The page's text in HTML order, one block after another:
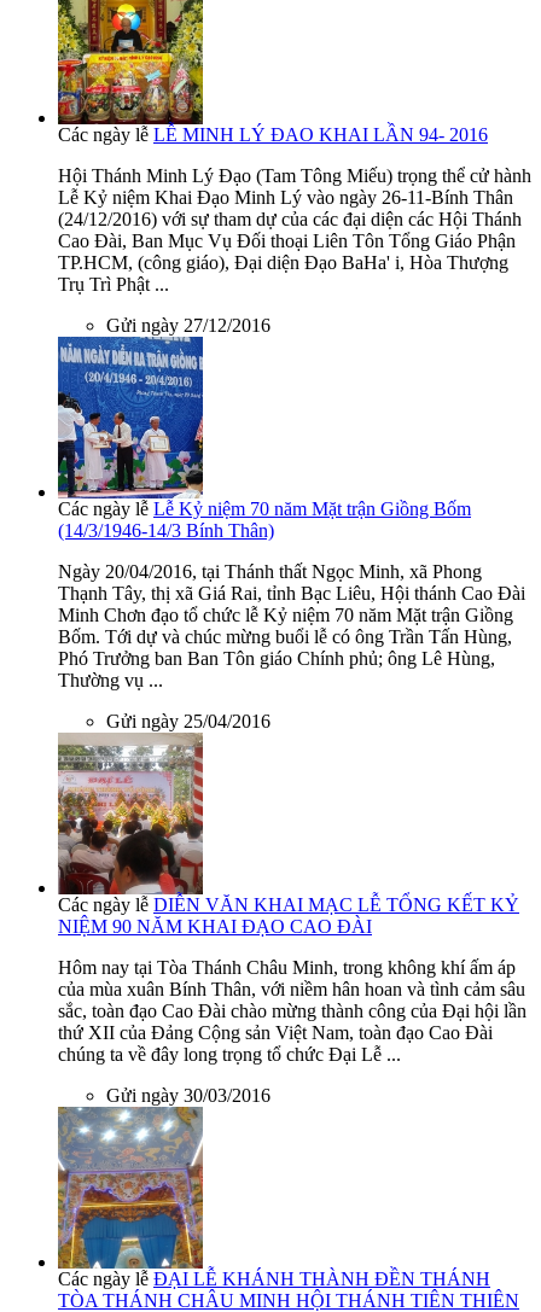
Các ngày lễ LỄ MINH LÝ ĐAO KHAI LẦN 94- 2016
Hội Thánh Minh Lý Đạo (Tam Tông Miếu) trọng thể cử hành
Lễ Kỷ niệm Khai Đạo Minh Lý vào ngày 26-11-Bính Thân
(24/12/2016) với sự tham dự của các đại diện các Hội Thánh
Cao Đài, Ban Mục Vụ Đối thoại Liên Tôn Tổng Giáo Phận
TP.HCM, (công giáo), Đại diện Đạo BaHa' i, Hòa Thượng
Trụ Trì Phật ...
Gửi ngày 27/12/2016
Các ngày lễ Lễ Kỷ niệm 70 năm Mặt trận Giồng Bốm
(14/3/1946-14/3 Bính Thân)
Ngày 20/04/2016, tại Thánh thất Ngọc Minh, xã Phong
Thạnh Tây, thị xã Giá Rai, tỉnh Bạc Liêu, Hội thánh Cao Đài
Minh Chơn đạo tổ chức lễ Kỷ niệm 70 năm Mặt trận Giồng
Bốm. Tới dự và chúc mừng buổi lễ có ông Trần Tấn Hùng,
Phó Trưởng ban Ban Tôn giáo Chính phủ; ông Lê Hùng,
Thường vụ ...
Gửi ngày 25/04/2016
Các ngày lễ DIỄN VĂN KHAI MẠC LỄ TỔNG KẾT KỶ
NIỆM 90 NĂM KHAI ĐẠO CAO ĐÀI
Hôm nay tại Tòa Thánh Châu Minh, trong không khí ấm áp
của mùa xuân Bính Thân, với niềm hân hoan và tình cảm sâu
sắc, toàn đạo Cao Đài chào mừng thành công của Đại hội lần
thứ XII của Đảng Cộng sản Việt Nam, toàn đạo Cao Đài
chúng ta về đây long trọng tổ chức Đại Lễ ...
Gửi ngày 30/03/2016
Các ngày lễ ĐẠI LỄ KHÁNH THÀNH ĐỀN THÁNH
TÒA THÁNH CHÂU MINH HỘI THÁNH TIÊN THIÊN